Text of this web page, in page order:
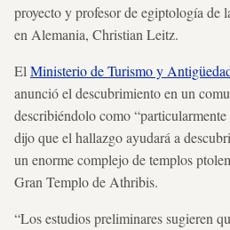
proyecto y profesor de egiptología de
en Alemania, Christian Leitz.
El Ministerio de Turismo y
anunció el descubrimiento en un
describiéndolo como
dijo que el hallazgo ayudará a
un enorme complejo de templos
Gran Templo de Athribis.
“Los estudios preliminares sugieren